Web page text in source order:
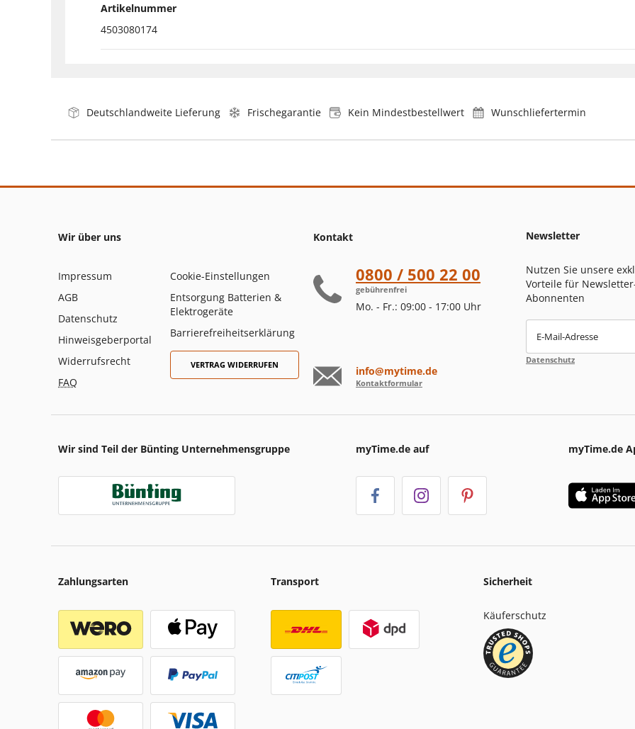
Artikelnummer
4503080174
Deutschlandweite Lieferung Frischegarantie Kein Mindestbestellwert Wunschliefertermin
Wir über uns
Impressum
AGB
Datenschutz
Hinweisgeberportal
Widerrufsrecht
FAQ
Cookie-Einstellungen
Entsorgung Batterien &
Elektrogeräte
Barrierefreiheitserklärung
VERTRAG WIDERRUFEN
Kontakt
0800 / 500 22 00
gebührenfrei
Mo. - Fr.: 09:00 - 17:00 Uhr
info@mytime.de
Kontaktformular
Newsletter
Nutzen Sie unsere
Vorteile für
Abonnenten
E-Mail-Adresse
Datenschutz
Wir sind Teil der Bünting Unternehmensgruppe myTime.de auf myTime.de
Zahlungsarten Transport Sicherheit
Käuferschutz